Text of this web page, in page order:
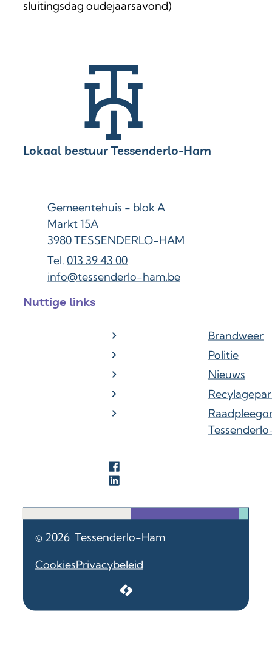
sluitingsdag oudejaarsavond)
Contact & openingsuren
Lokaal bestuur Tessenderlo-Ham
AdresGemeentehuis - blok A
Markt 15A
,3980TESSENDERLO-HAM
013 39 43 00
E-mailinfo@tessenderlo-ham.be
Nuttige links
Brandweer
Politie
Nieuws
© 2026 Tessenderlo-Ham
CookiesPrivacybeleid